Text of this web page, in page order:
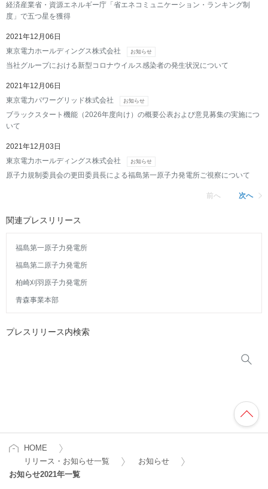
経済産業省・資源エネルギー庁「省エネコミュニケーション・ランキング制
度」で五つ星を獲得
2021年12月06日
東京電力ホールディングス株式会社
お知らせ
当社グループにおける新型コロナウイルス感染者の発生状況について
2021年12月06日
東京電力パワーグリッド株式会社
お知らせ
ブラックスタート機能（2026年度向け）の概要公表および意見募集の実施につ
いて
2021年12月03日
東京電力ホールディングス株式会社
お知らせ
原子力規制委員会の更田委員長による福島第一原子力発電所ご視察について
前へ 次へ
関連プレスリリース
福島第一原子力発電所
福島第二原子力発電所
柏崎刈羽原子力発電所
青森事業本部
プレスリリース内検索
HOME
リリース・お知らせ一覧
お知らせ
お知らせ2021年一覧